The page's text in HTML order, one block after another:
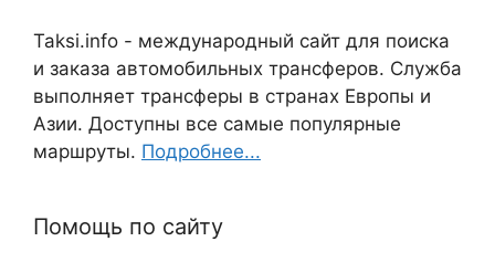
Taksi.info - международный сайт для поиска
и заказа автомобильных трансферов. Служба
выполняет трансферы в странах Европы и
Азии. Доступны все самые популярные
маршруты. Подробнее...
Помощь по сайту